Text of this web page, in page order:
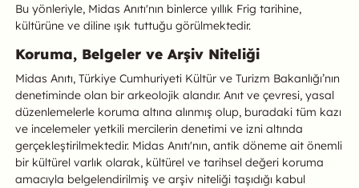
Bu yönleriyle, Midas Anıtı'nın binlerce yıllık Frig tarihine,
kültürüne ve diline ışık tuttuğu görülmektedir.
Koruma, Belgeler ve Arşiv Niteliği
Midas Anıtı, Türkiye Cumhuriyeti Kültür ve Turizm Bakanlığı’nın
denetiminde olan bir arkeolojik alandır. Anıt ve çevresi, yasal
düzenlemelerle koruma altına alınmış olup, buradaki tüm kazı
ve incelemeler yetkili mercilerin denetimi ve izni altında
gerçekleştirilmektedir. Midas Anıtı'nın, antik döneme ait önemli
bir kültürel varlık olarak, kültürel ve tarihsel değeri koruma
amacıyla belgelendirilmiş ve arşiv niteliği taşıdığı kabul